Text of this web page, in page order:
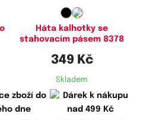
Háta kalhotky se
stahovacím pásem 8378
349 Kč
Skladem